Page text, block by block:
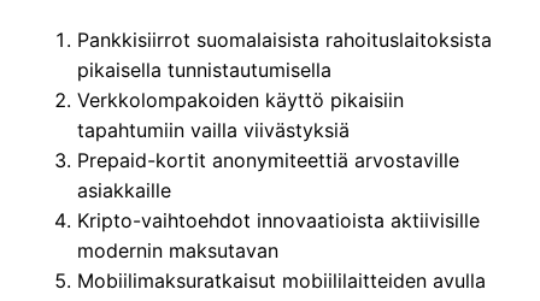
Pankkisiirrot suomalaisista rahoituslaitoksista
pikaisella tunnistautumisella
Verkkolompakoiden käyttö pikaisiin
tapahtumiin vailla viivästyksiä
Prepaid-kortit anonymiteettiä arvostaville
asiakkaille
Kripto-vaihtoehdot innovaatioista aktiivisille
modernin maksutavan
Mobiilimaksuratkaisut mobiililaitteiden avulla